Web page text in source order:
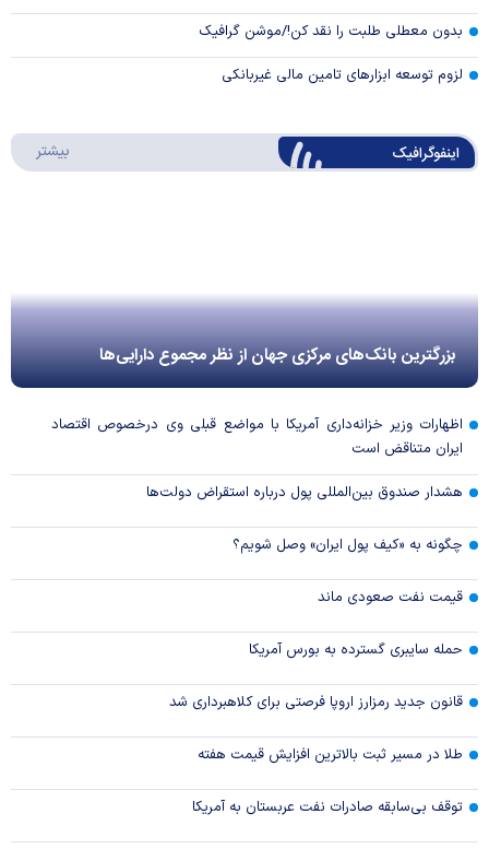
بدون معطلی طلبت را نقد کن!/موشن گرافیک
لزوم توسعه ابزارهای تامین مالی غیربانکی
اینفوگرافیک بیشتر
بزرگترین بانک‌های مرکزی جهان از نظر مجموع دارایی‌ها
اظهارات وزیر خزانه‌داری آمریکا با مواضع قبلی وی درخصوص اقتصاد
ایران متناقض است
هشدار صندوق بین‌المللی پول درباره استقراض دولت‌ها
چگونه به «کیف پول ایران» وصل شویم؟
قیمت نفت صعودی ماند
حمله سایبری گسترده به بورس آمریکا
قانون جدید رمزارز اروپا فرصتی برای کلاهبرداری شد
طلا در مسیر ثبت بالاترین افزایش قیمت هفته
توقف بی‌سابقه صادرات نفت عربستان به آمریکا